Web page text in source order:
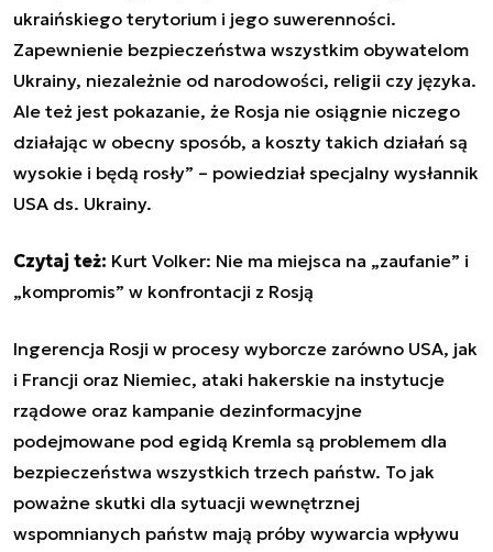
ukraińskiego terytorium i jego suwerenności.
Zapewnienie bezpieczeństwa wszystkim obywatelom
Ukrainy, niezależnie od narodowości, religii czy języka.
Ale też jest pokazanie, że Rosja nie osiągnie niczego
działając w obecny sposób, a koszty takich działań są
wysokie i będą rosły” – powiedział specjalny wysłannik
USA ds. Ukrainy.
Czytaj też: Kurt Volker: Nie ma miejsca na „zaufanie” i
„kompromis” w konfrontacji z Rosją
Ingerencja Rosji w procesy wyborcze zarówno USA, jak
i Francji oraz Niemiec, ataki hakerskie na instytucje
rządowe oraz kampanie dezinformacyjne
podejmowane pod egidą Kremla są problemem dla
bezpieczeństwa wszystkich trzech państw. To jak
poważne skutki dla sytuacji wewnętrznej
wspomnianych państw mają próby wywarcia wpływu